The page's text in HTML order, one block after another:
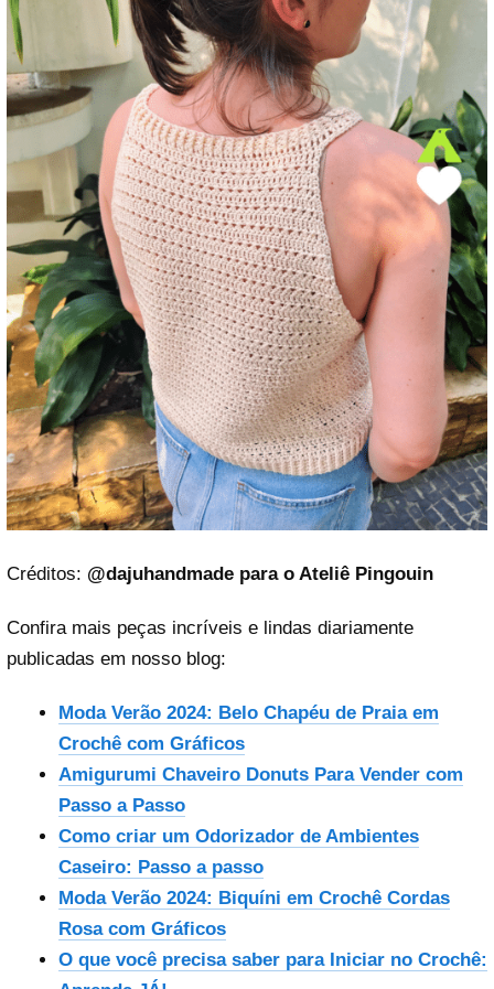
Créditos: @dajuhandmade para o Ateliê Pingouin
Confira mais peças incríveis e lindas diariamente
publicadas em nosso blog:
Moda Verão 2024: Belo Chapéu de Praia em
Crochê com Gráficos
Amigurumi Chaveiro Donuts Para Vender com
Passo a Passo
Como criar um Odorizador de Ambientes
Caseiro: Passo a passo
Moda Verão 2024: Biquíni em Crochê Cordas
Rosa com Gráficos
O que você precisa saber para Iniciar no Crochê: